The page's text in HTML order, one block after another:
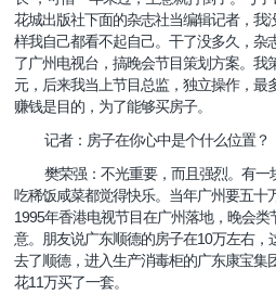
花城出版社下面的杂志社当编辑记者，我
样我自己都看不起自己。干了没多久，杂
了广州电视台，搞晚会节目策划方案。我
元，后来我当上节目总监，独立操作，最
赚钱是目的，为了能够买房子。
记者：房子在你心中是个什么位置？
樊荣强：不光重要，而且强烈。有一
吃稀饭咸菜都觉得快乐。当年广州要五十
1995年香港电视节目在广州落地，晚会
意。朋友说广东顺德的房子在10万左右，
去了顺德，进入生产消毒柜的广东康宝集
花11万买了一套。